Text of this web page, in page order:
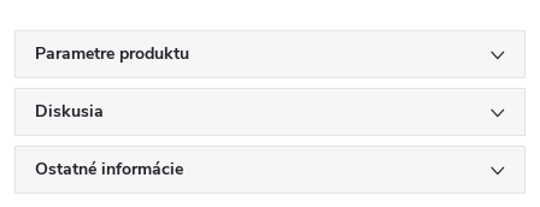
Parametre produktu
Diskusia
Ostatné informácie